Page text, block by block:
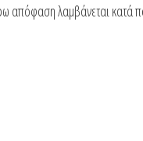
απόφαση λαμβάνεται κατά